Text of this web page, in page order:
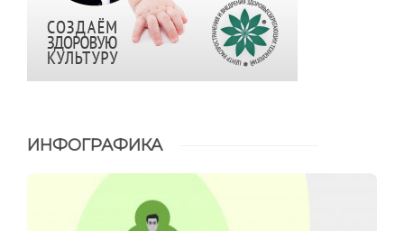
ИНФОГРАФИКА